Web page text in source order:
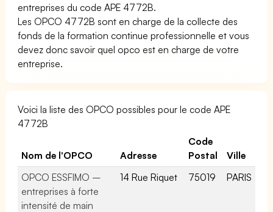
entreprises du code APE 4772B.
Les OPCO 4772B sont en charge de la collecte des
fonds de la formation continue professionnelle et vous
devez donc savoir quel opco est en charge de votre
entreprise.
Voici la liste des OPCO possibles pour le code APE
4772B
Nom de l'OPCO Adresse
Code
Postal
Ville
OPCO ESSFIMO –
entreprises à forte
intensité de main
14 Rue Riquet 75019 PARIS